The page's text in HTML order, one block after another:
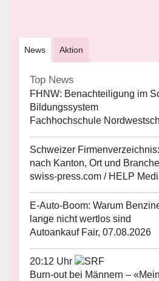
News Aktion
Top News
FHNW: Benachteiligung im
Bildungssystem
Fachhochschule
Schweizer
nach Kanton, Ort und
swiss-press.com / HELP
E-Auto-Boom: Warum
lange nicht wertlos sind
Autoankauf Fair, 07.08.2026
20:12 Uhr
Burn-out bei Männern –